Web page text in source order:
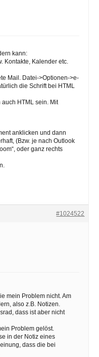
kann:
Kontakte, Kalender etc.
Mail. Datei->Optionen->e-
die Schrift bei HTML
HTML sein. Mit
anklicken und dann
(Bzw. je nach Outlook
oder ganz rechts
#1024522
mein Problem nicht. Am
also z.B. Notizen.
dass ist aber nicht
Problem gelöst.
in der Notiz eines
dass die bei